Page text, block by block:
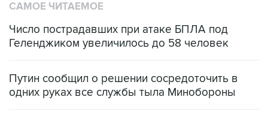
САМОЕ ЧИТАЕМОЕ
Число пострадавших при атаке БПЛА под
Геленджиком увеличилось до 58 человек
Путин сообщил о решении сосредоточить в
одних руках все службы тыла Минобороны